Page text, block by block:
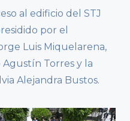
al edificio del STJ
por el
Luis Miquelarena,
Torres y la
Alejandra Bustos.